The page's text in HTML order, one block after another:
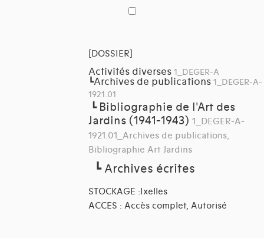
[DOSSIER]
Activités diverses 1_DEGER-A
┗Archives de publications 1_DEGER-A-
1921.01
┗ Bibliographie de l'Art des
Jardins (1941-1943) 1_DEGER-A-
1921.01_Archives de publications,
Bibliographie Art Jardins
┗Archives écrites
STOCKAGE :Ixelles
ACCES : Accès complet, Autorisé